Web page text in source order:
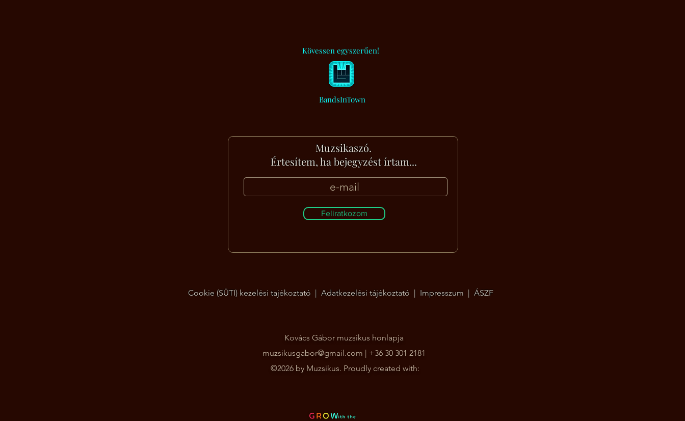
Kövessen egyszerűen!
BandsInTown
Muzsikaszó.
Értesítem, ha bejegyzést írtam...
Feliratkozom
Cookie (SÜTI) kezelési tajékoztató | Adatkezelési tájékoztató | Impresszum | ÁSZF
Kovács Gábor muzsikus honlapja
muzsikusgabor@gmail.com | +36 30 301 2181
©2026 by Muzsikus. Proudly created with: